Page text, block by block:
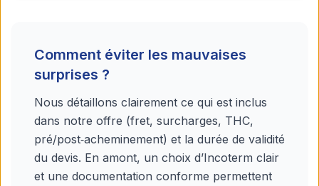
Comment éviter les mauvaises
surprises ?
Nous détaillons clairement ce qui est inclus
dans notre offre (fret, surcharges, THC,
pré/post‑acheminement) et la durée de validité
du devis. En amont, un choix d’Incoterm clair
et une documentation conforme permettent